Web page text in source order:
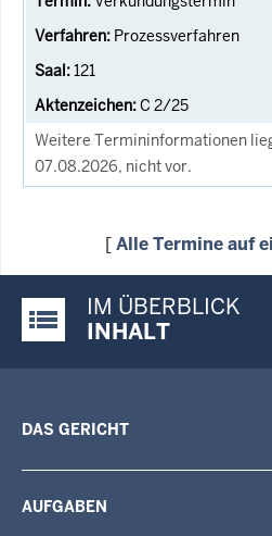
Prozessverfahren
121
C 2/25
Weitere Termininformationen
07.08.2026, nicht vor.
[Alle Termine auf
Justiz-Portal im
IM ÜBERBLICK
INHALT
DAS GERICHT
AUFGABEN